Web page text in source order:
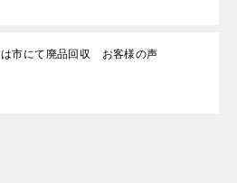
市にて廃品回収 お客様の声